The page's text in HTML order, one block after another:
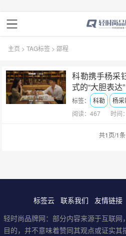
主页 >TAG标签 > 邵程
科勒携手杨采
式的“大胆表达”
标签： 科勒 杨采
阅读：467
时间
共1页/1条
标签云 联系我们 友情链接
轻时尚品牌网：部分内容来源于互联网
目的，并不意味着赞同其观点或证实